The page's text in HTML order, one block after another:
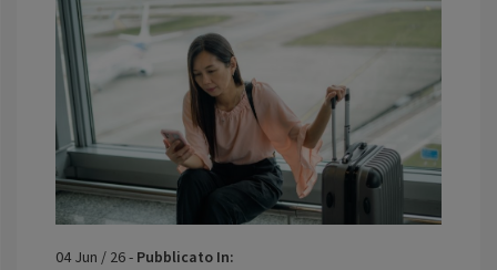
04 Jun / 26- Pubblicato In: